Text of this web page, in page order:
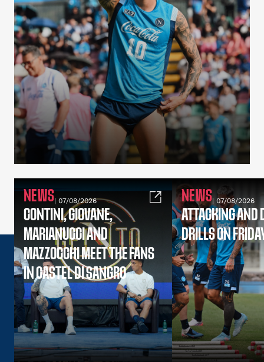
NEWS| 07/08/2026
CONTINI, GIOVANE,
MARIANUCCI AND
MAZZOCCHI MEET THE FANS
IN CASTEL DI SANGRO
NEWS| 07/08/2026
ATTACKING AND
DRILLS ON